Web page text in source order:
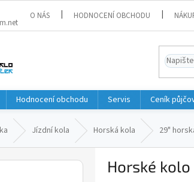
O NÁS HODNOCENÍ OBCHODU
Hodnocení obchodu Servis Ceník
Jízdní kola Horská kola 29"
Horské kolo